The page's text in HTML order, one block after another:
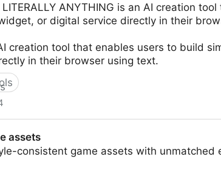
ANYTHING is an AI creation
or digital service directly in their
creation tool that enables users to build
in their browser using text.
assets
consistent game assets with